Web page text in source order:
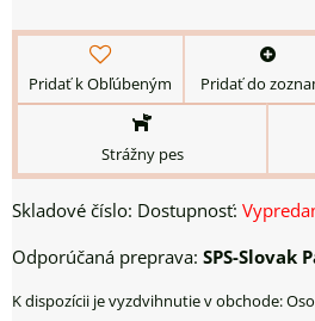
Pridať k Obľúbeným Pridať do
Strážny pes
Skladové číslo: Dostupnosť:
SPS-Slovak